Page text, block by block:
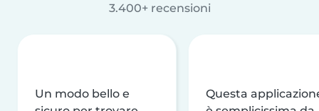
3.400+ recensioni
Un modo bello e
Questa